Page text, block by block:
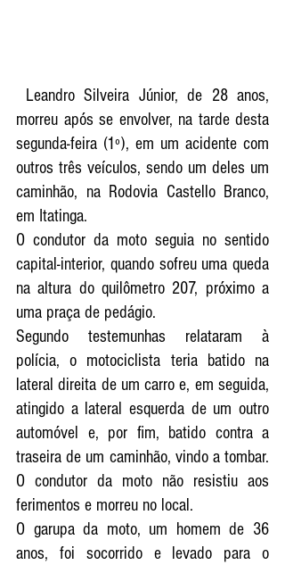
morreu após se envolver, na tarde desta
segunda-feira (1º), em um acidente com
outros três veículos, sendo um deles um
caminhão, na Rodovia Castello Branco,
em Itatinga.
O condutor da moto seguia no sentido
capital-interior, quando sofreu uma queda
na altura do quilômetro 207, próximo a
uma praça de pedágio.
Segundo testemunhas relataram à
polícia, o motociclista teria batido na
lateral direita de um carro e, em seguida,
atingido a lateral esquerda de um outro
automóvel e, por fim, batido contra a
traseira de um caminhão, vindo a tombar.
O condutor da moto não resistiu aos
ferimentos e morreu no local.
O garupa da moto, um homem de 36
anos, foi socorrido e levado para o